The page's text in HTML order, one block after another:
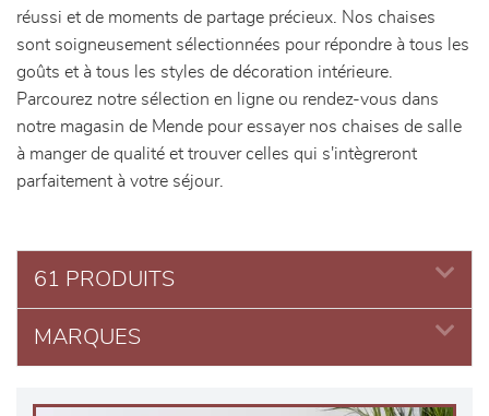
décoration
réussi et de moments de partage précieux. Nos chaises
sont soigneusement sélectionnées pour répondre à tous les
goûts et à tous les styles de décoration intérieure.
Parcourez notre sélection en ligne ou rendez-vous dans
notre magasin de Mende pour essayer nos chaises de salle
à manger de qualité et trouver celles qui s'intègreront
parfaitement à votre séjour.
61 PRODUITS
MARQUES